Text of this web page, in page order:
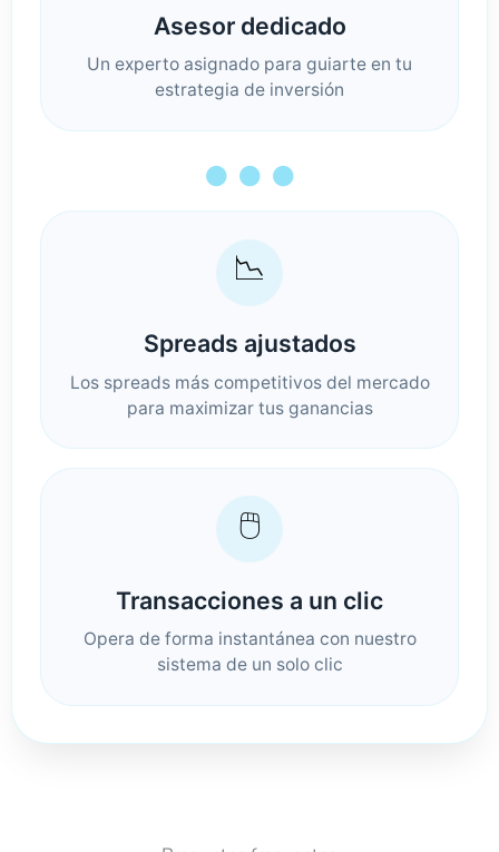
Asesor dedicado
Un experto asignado para guiarte en tu
estrategia de inversión
● ● ●
📉
Spreads ajustados
Los spreads más competitivos del mercado
para maximizar tus ganancias
🖱️
Transacciones a un clic
Opera de forma instantánea con nuestro
sistema de un solo clic